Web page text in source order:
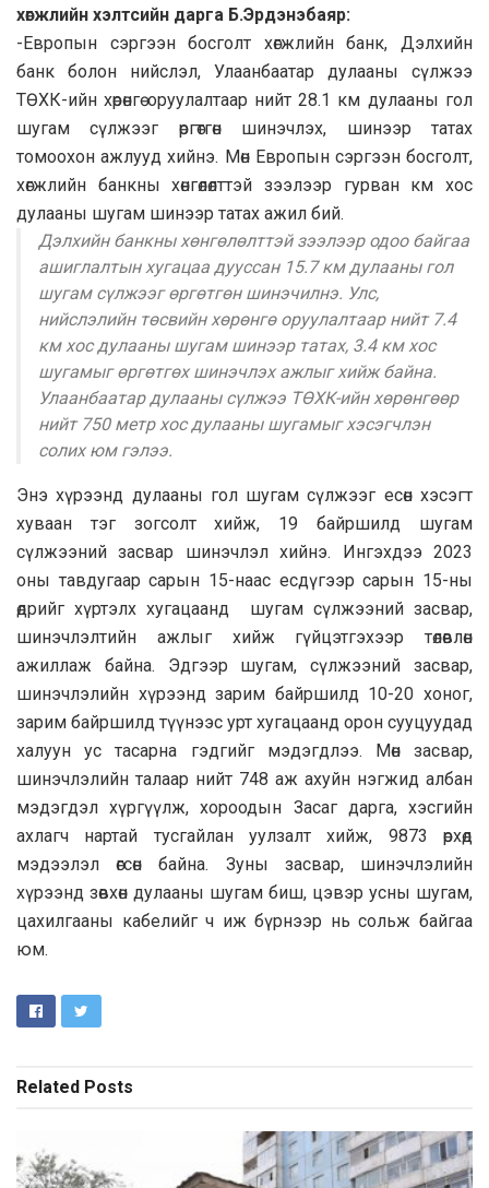
хөгжлийн хэлтсийн дарга Б.Эрдэнэбаяр:
-Европын сэргээн босголт хөгжлийн банк, Дэлхийн
банк болон нийслэл, Улаанбаатар дулааны сүлжээ
ТӨХК-ийн хөрөнгө оруулалтаар нийт 28.1 км дулааны гол
шугам сүлжээг өргөтгөн шинэчлэх, шинээр татах
томоохон ажлууд хийнэ. Мөн Европын сэргээн босголт,
хөгжлийн банкны хөнгөлөлттэй зээлээр гурван км хос
дулааны шугам шинээр татах ажил бий.
Дэлхийн банкны хөнгөлөлттэй зээлээр одоо байгаа
ашиглалтын хугацаа дууссан 15.7 км дулааны гол
шугам сүлжээг өргөтгөн шинэчилнэ. Улс,
нийслэлийн төсвийн хөрөнгө оруулалтаар нийт 7.4
км хос дулааны шугам шинээр татах, 3.4 км хос
шугамыг өргөтгөх шинэчлэх ажлыг хийж байна.
Улаанбаатар дулааны сүлжээ ТӨХК-ийн хөрөнгөөр
нийт 750 метр хос дулааны шугамыг хэсэгчлэн
солих юм гэлээ.
Энэ хүрээнд дулааны гол шугам сүлжээг есөн хэсэгт
хуваан тэг зогсолт хийж, 19 байршилд шугам
сүлжээний засвар шинэчлэл хийнэ. Ингэхдээ 2023
оны тавдугаар сарын 15-наас есдүгээр сарын 15-ны
өдрийг хүртэлх хугацаанд шугам сүлжээний засвар,
шинэчлэлтийн ажлыг хийж гүйцэтгэхээр төлөвлөн
ажиллаж байна. Эдгээр шугам, сүлжээний засвар,
шинэчлэлийн хүрээнд зарим байршилд 10-20 хоног,
зарим байршилд түүнээс урт хугацаанд орон сууцуудад
халуун ус тасарна гэдгийг мэдэгдлээ. Мөн засвар,
шинэчлэлийн талаар нийт 748 аж ахуйн нэгжид албан
мэдэгдэл хүргүүлж, хороодын Засаг дарга, хэсгийн
ахлагч нартай тусгайлан уулзалт хийж, 9873 өрхөд
мэдээлэл өгсөн байна. Зуны засвар, шинэчлэлийн
хүрээнд зөвхөн дулааны шугам биш, цэвэр усны шугам,
цахилгааны кабелийг ч иж бүрнээр нь сольж байгаа
юм.
Related Posts